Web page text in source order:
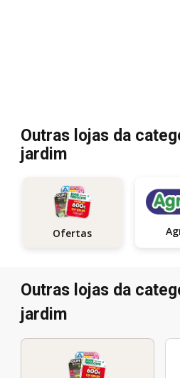
Outras lojas da
jardim
Ofertas
Outras lojas da
jardim